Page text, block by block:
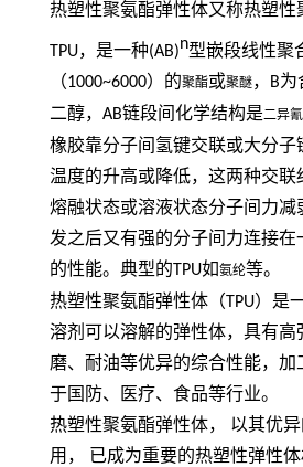
热塑性聚氨酯弹性体又称热塑性
TPU，是一种(AB)n型嵌段线性聚
（1000~6000）的聚酯或聚醚， B为
二醇， AB链段间化学结构是二异
橡胶靠分子间氢键交联或大分子
温度的升高或降低，这两种交联
熔融状态或溶液状态分子间力减
发之后又有强的分子间力连接在
的性能。典型的TPU如氨纶等。
热塑性聚氨酯弹性体（TPU）是
溶剂可以溶解的弹性体，具有高
磨、耐油等优异的综合性能，加
于国防、医疗、食品等行业。
热塑性聚氨酯弹性体，
以其优
用，
已成为重要的热塑性弹性